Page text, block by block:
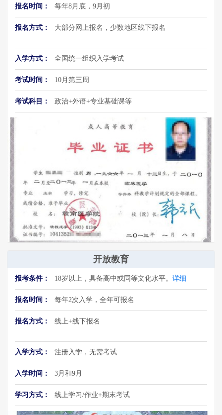
报名时间： 每年8月底，9月初
报名方式： 大部分网上报名，少数地区线下报名
入学方式： 全国统一组织入学考试
考试时间： 10月第三周
考试科目： 政治+外语+专业基础课等
开放教育
报考条件： 18岁以上，具备高中或同等文化水平。 详细
报名时间： 每年2次入学，全年可报名
报名方式： 线上+线下报名
入学方式： 注册入学，无需考试
入学时间： 3月和9月
学习方式： 线上学习/作业+期末考试